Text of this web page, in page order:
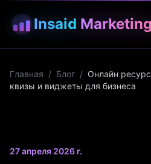
Insaid Marketing
Главная / Блог / Онлайн
квизы и виджеты для бизнеса
27 апреля 2026 г.